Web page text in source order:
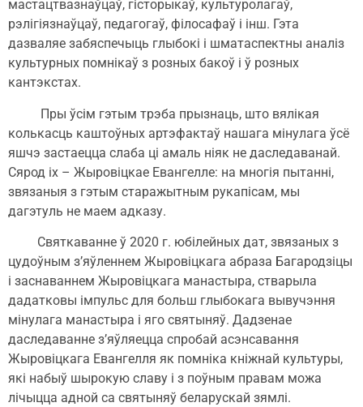
мастацтвазнаўцаў, гісторыкаў, культуролагаў,
рэлігіязнаўцаў, педагогаў, філосафаў і інш. Гэта
дазваляе забяспечыць глыбокі і шматаспектны аналіз
культурных помнікаў з розных бакоў і ў розных
кантэкстах.
Пры ўсім гэтым трэба прызнаць, што вялікая
колькасць каштоўных артэфактаў нашага мінулага ўсё
яшчэ застаецца слаба ці амаль ніяк не даследаванай.
Сярод іх – Жыровіцкае Евангелле: на многія пытанні,
звязаныя з гэтым старажытным рукапісам, мы
дагэтуль не маем адказу.
Святкаванне ў 2020 г. юбілейных дат, звязаных з
цудоўным з’яўленнем Жыровіцкага абраза Багародзіцы
і заснаваннем Жыровіцкага манастыра, стварыла
дадатковы імпульс для больш глыбокага вывучэння
мінулага манастыра і яго святыняў. Дадзенае
даследаванне з’яўляецца спробай асэнсавання
Жыровіцкага Евангелля як помніка кніжнай культуры,
які набыў шырокую славу і з поўным правам можа
лічыцца адной са святыняў беларускай зямлі.